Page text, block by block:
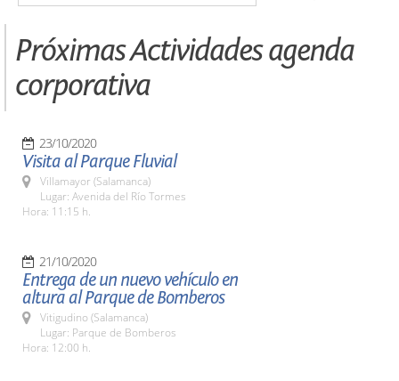
Próximas Actividades agenda
corporativa
23/10/2020
Visita al Parque Fluvial
Villamayor (Salamanca)
Lugar: Avenida del Río Tormes
Hora: 11:15 h.
21/10/2020
Entrega de un nuevo vehículo en
altura al Parque de Bomberos
Vitigudino (Salamanca)
Lugar: Parque de Bomberos
Hora: 12:00 h.